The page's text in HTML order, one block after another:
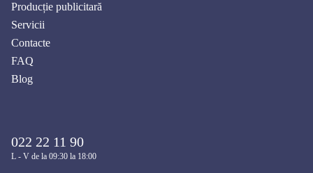
Producție publicitară
Servicii
Contacte
FAQ
Blog
022 22 11 90
L - V de la 09:30 la 18:00